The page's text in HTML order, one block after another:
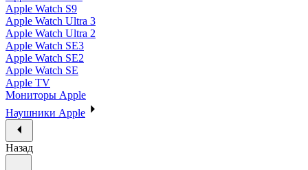
Apple Watch S9
Apple Watch Ultra 3
Apple Watch Ultra 2
Apple Watch SE3
Apple Watch SE2
Apple Watch SE
Apple TV
Мониторы Apple
Наушники Apple
Назад